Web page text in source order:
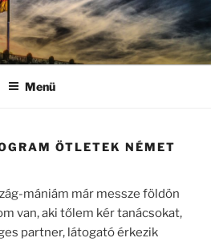
Menü
ÖTLETEK NÉMET
mániám már messze földön
van, aki tőlem kér tanácsokat,
partner, látogató érkezik